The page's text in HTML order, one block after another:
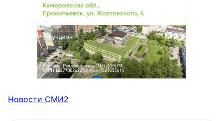
Новости СМИ2